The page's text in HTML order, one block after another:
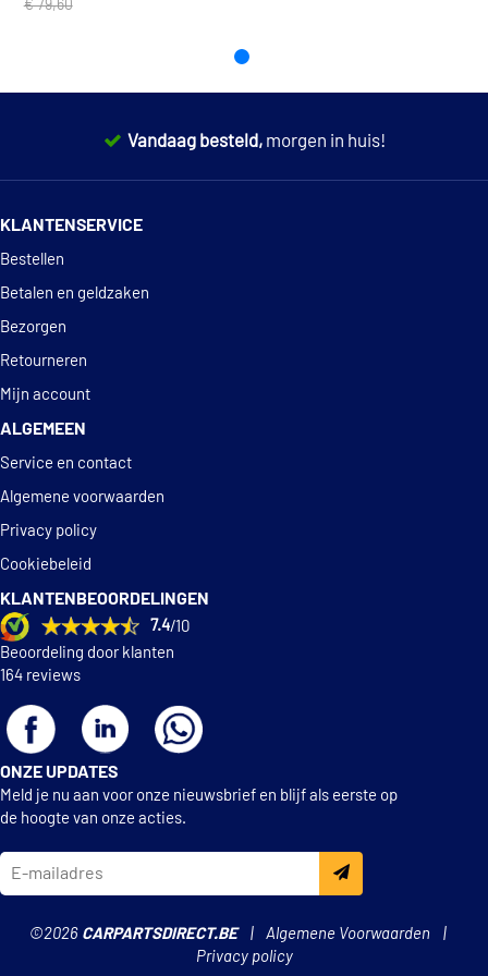
€ 79,60
Vandaag besteld, morgen in huis!
KLANTENSERVICE
Bestellen
Betalen en geldzaken
Bezorgen
Retourneren
Mijn account
ALGEMEEN
Service en contact
Algemene voorwaarden
Privacy policy
Cookiebeleid
KLANTENBEOORDELINGEN
7.4/10
Beoordeling door klanten
164 reviews
ONZE UPDATES
Meld je nu aan voor onze nieuwsbrief en blijf als eerste op
de hoogte van onze acties.
©2026 CARPARTSDIRECT.BE
Algemene Voorwaarden
Privacy policy